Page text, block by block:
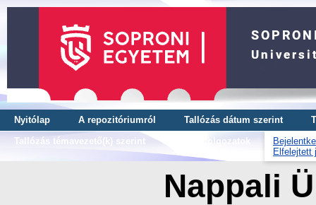
Nyitólap A repozitóriumról Tallózás dátum szerint
Tallózás témavezető(k) szerint
OTDK dolgozatok
Elfelejtett
Nappali